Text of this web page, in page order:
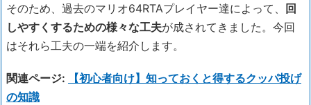
そのため、過去のマリオ64RTAプレイヤー達によって、 回
しやすくするための様々な工夫が成されてきました。今回
はそれら工夫の一端を紹介します。
関連ページ:
【初心者向け】知っておくと得するクッパ投げ
の知識